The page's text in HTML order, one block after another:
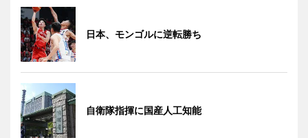
日本、モンゴルに逆転勝ち
自衛隊指揮に国産人工知能